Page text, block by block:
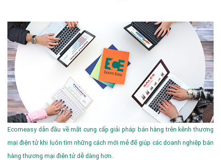
Ecomeasy dẫn đầu về mặt cung cấp giải pháp bán hàng trên kênh thương
mại điện tử khi luôn tìm những cách mới mẻ để giúp các doanh nghiệp bán
hàng thương mại điện tử dễ dàng hơn.